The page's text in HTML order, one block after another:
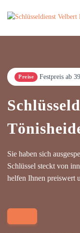
Preise Festpreis ab
Sie haben sich
Schlüssel steckt von
helfen Ihnen preiswert